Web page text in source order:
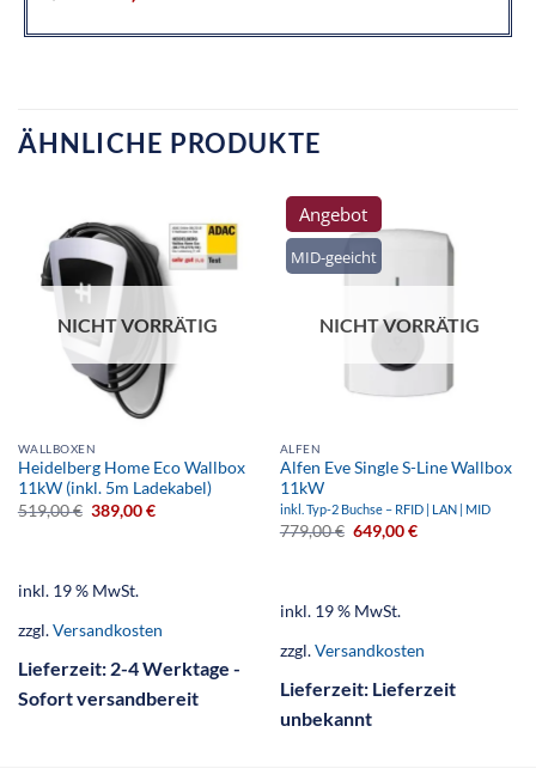
ÄHNLICHE PRODUKTE
NICHT VORRÄTIG
WALLBOXEN
Heidelberg Home Eco Wallbox
11kW (inkl. 5m Ladekabel)
519,00€ 389,00€
inkl. 19 % MwSt.
zzgl.Versandkosten
Lieferzeit: 2-4 Werktage -
Sofort versandbereit
MID-geeicht
Angebot
NICHT VORRÄTIG
ALFEN
Alfen Eve Single S-Line Wallbox
11kW
inkl. Typ-2 Buchse – RFID | LAN | MID
779,00€ 649,00€
inkl. 19 % MwSt.
zzgl.Versandkosten
Lieferzeit: Lieferzeit
unbekannt